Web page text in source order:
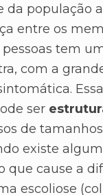
da população
entre os
pessoas tem
com a
Essa
ser
de
existe algum
que cause a
escoliose